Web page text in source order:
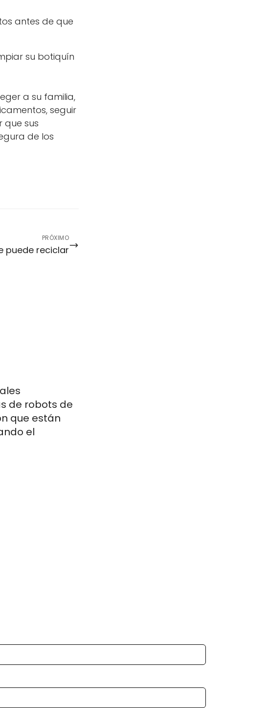
antes de que
su botiquín
a su familia,
seguir
que sus
de los
PRÓXIMO
puede reciclar
de robots de
que están
el